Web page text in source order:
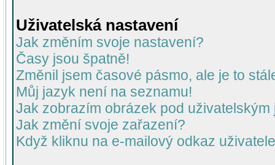
Uživatelská nastavení
Jak změním svoje nastavení?
Časy jsou špatně!
Změnil jsem časové pásmo, ale je to
Můj jazyk není na seznamu!
Jak zobrazím obrázek pod uživatelským
Jak změní svoje zařazení?
Když kliknu na e-mailový odkaz